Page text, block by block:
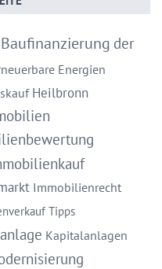
Baufinanzierung der
Energien
Heilbronn
Immobilienrecht
Tipps
Kapitalanlagen